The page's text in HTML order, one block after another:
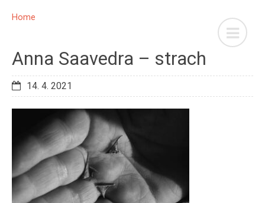
Home
Anna Saavedra – strach
14. 4. 2021